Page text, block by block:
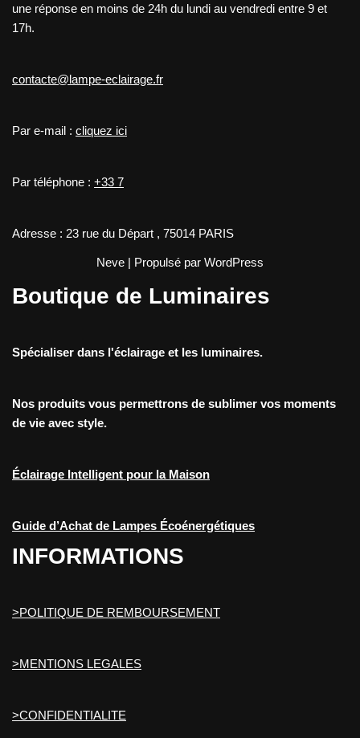
une réponse en moins de 24h du lundi au vendredi entre 9 et
17h.
contacte@lampe-eclairage.fr
Par e-mail : cliquez ici
Par téléphone : +33 7
Adresse : 23 rue du Départ , 75014 PARIS
Neve | Propulsé par WordPress
Boutique de Luminaires
Spécialiser dans l'éclairage et les luminaires.
Nos produits vous permettrons de sublimer vos moments
de vie avec style.
Éclairage Intelligent pour la Maison
Guide d’Achat de Lampes Écoénergétiques
INFORMATIONS
>POLITIQUE DE REMBOURSEMENT
>MENTIONS LEGALES
>CONFIDENTIALITE